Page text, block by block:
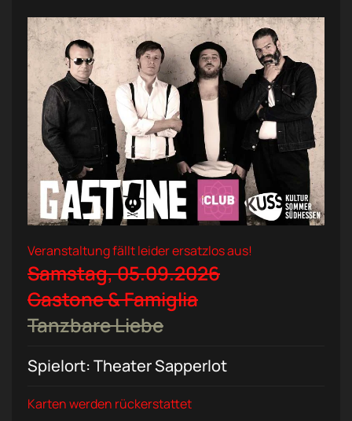
Veranstaltung fällt leider ersatzlos aus!
Samstag, 05.09.2026
Gastone & Famiglia
Tanzbare Liebe
Spielort: Theater Sapperlot
Karten werden rückerstattet